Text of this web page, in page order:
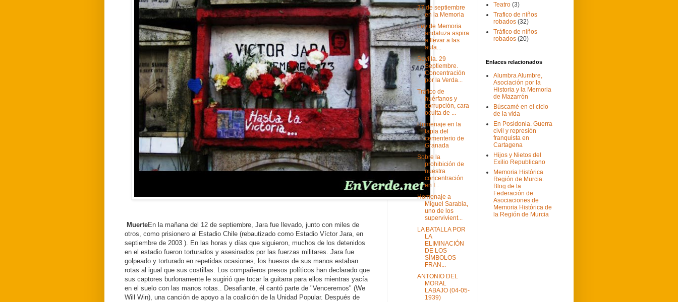
MuerteEn la mañana del 12 de septiembre, Jara fue llevado, junto con miles de
otros, como prisionero al Estadio Chile (rebautizado como Estadio Víctor Jara, en
septiembre de 2003 ). En las horas y días que siguieron, muchos de los detenidos
en el estadio fueron torturados y asesinados por las fuerzas militares. Jara fue
golpeado y torturado en repetidas ocasiones, los huesos de sus manos estaban
rotas al igual que sus costillas. Los compañeros presos políticos han declarado que
sus captores burlonamente le sugirió que tocar la guitarra para ellos mientras yacía
en el suelo con las manos rotas.. Desafiante, él cantó parte de "Venceremos" (We
Will Win), una canción de apoyo a la coalición de la Unidad Popular. Después de
27 de septiembre
en la Memoria
Ley de Memoria
andaluza aspira
a llevar a las
aula...
Sevilla. 29
Septiembre.
Concentración
por la Verda...
Tráfico de
huérfanos y
corrupción, cara
oculta de ...
Homenaje en la
tapia del
cementerio de
Granada
Sobre la
prohibición de
nuestra
concentración
en I...
Homenaje a
Miguel Sarabia,
uno de los
supervivient...
LA BATALLA POR
LA
ELIMINACIÓN
DE LOS
SÍMBOLOS
FRAN...
ANTONIO DEL
MORAL
LABAJO (04-05-
1939)
Teatro (3)
Trafico de niños
robados (32)
Tráfico de niños
robados (20)
Enlaces relacionados
Alumbra Alumbre,
Asociación por la
Historia y la Memoria
de Mazarrón
Búscamé en el ciclo
de la vida
En Posidonia. Guerra
civil y represión
franquista en
Cartagena
Hijos y Nietos del
Exilio Republicano
Memoria Histórica
Región de Murcia.
Blog de la
Federación de
Asociaciones de
Memoria Histórica de
la Región de Murcia